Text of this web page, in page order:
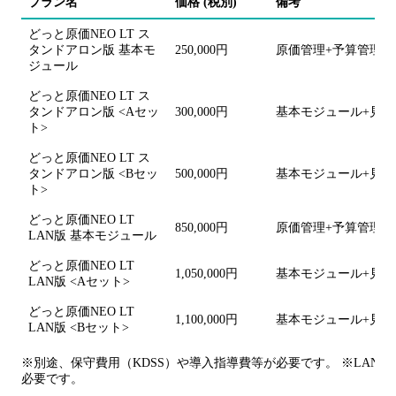
どっと原価NEO LT ス
タンドアロン版 基本モ
ジュール
250,000円 原価管理+予算管理+
どっと原価NEO LT ス
タンドアロン版 <Aセッ
ト>
300,000円 基本モジュール+見
どっと原価NEO LT ス
タンドアロン版 <Bセッ
ト>
500,000円 基本モジュール+見
どっと原価NEO LT
LAN版 基本モジュール
850,000円 原価管理+予算管理+
どっと原価NEO LT
LAN版 <Aセット>
1,050,000円 基本モジュール+見
どっと原価NEO LT
LAN版 <Bセット>
1,100,000円 基本モジュール+見
※別途、保守費用（KDSS）や導入指導費等が必要です。 ※LAN
必要です。